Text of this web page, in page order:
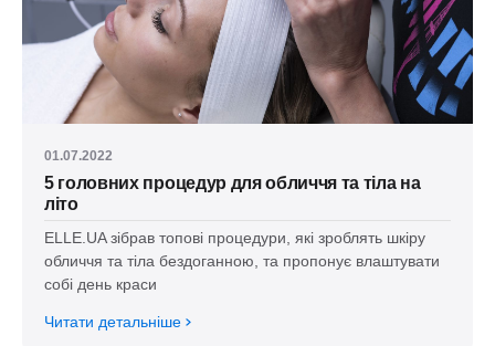
01.07.2022
5 головних процедур для обличчя та тіла на
літо
ELLE.UA зібрав топові процедури, які зроблять шкіру
обличчя та тіла бездоганною, та пропонує влаштувати
собі день краси
Читати детальніше